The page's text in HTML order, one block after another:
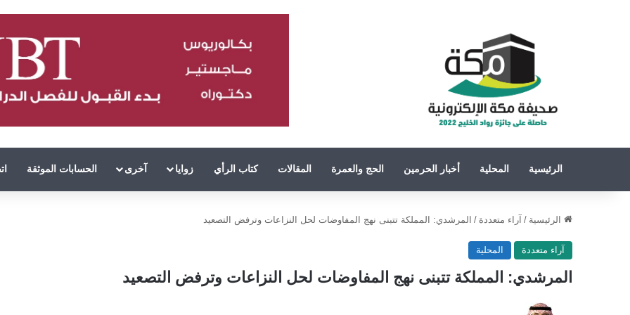
الرئيسية المحلية أخبار الحرمين الحج والعمرة المقالات كتاب الرأي زوايا آخرى الحسابات الموثقة
الرئيسية / آراء متعددة / المرشدي: المملكة تتبنى نهج المفاوضات لحل النزاعات وترفض التصعيد
آراء متعددة المحلية
المرشدي: المملكة تتبنى نهج المفاوضات لحل النزاعات وترفض التصعيد